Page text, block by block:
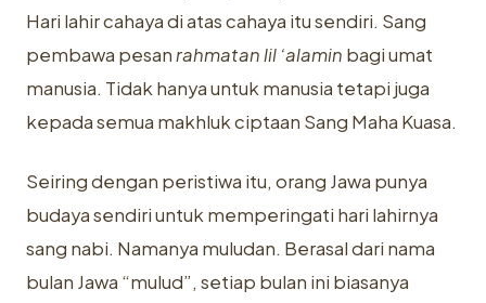
Hari lahir cahaya di atas cahaya itu sendiri. Sang
pembawa pesanrahmatan lil ‘alamin bagi umat
manusia. Tidak hanya untuk manusia tetapi juga
kepada semua makhluk ciptaan Sang Maha Kuasa.
Seiring dengan peristiwa itu, orang Jawa punya
budaya sendiri untuk memperingati hari lahirnya
sang nabi. Namanya muludan. Berasal dari nama
bulan Jawa “mulud”, setiap bulan ini biasanya